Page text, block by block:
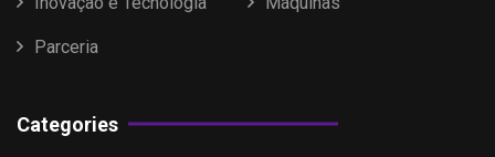
Parceria
Categories